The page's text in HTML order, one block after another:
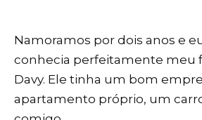
Namoramos por dois anos e
conhecia perfeitamente meu
Davy. Ele tinha um bom
apartamento próprio, um